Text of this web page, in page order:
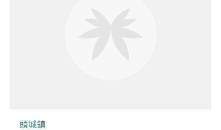
頭城鎮